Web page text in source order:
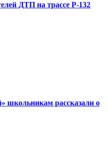
ДТП на трассе Р-132
школьникам рассказали о